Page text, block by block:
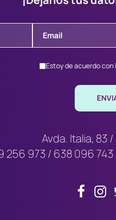
Estoy de acuerdo con
Avda. Italia, 83
256 973/ 638 096 743